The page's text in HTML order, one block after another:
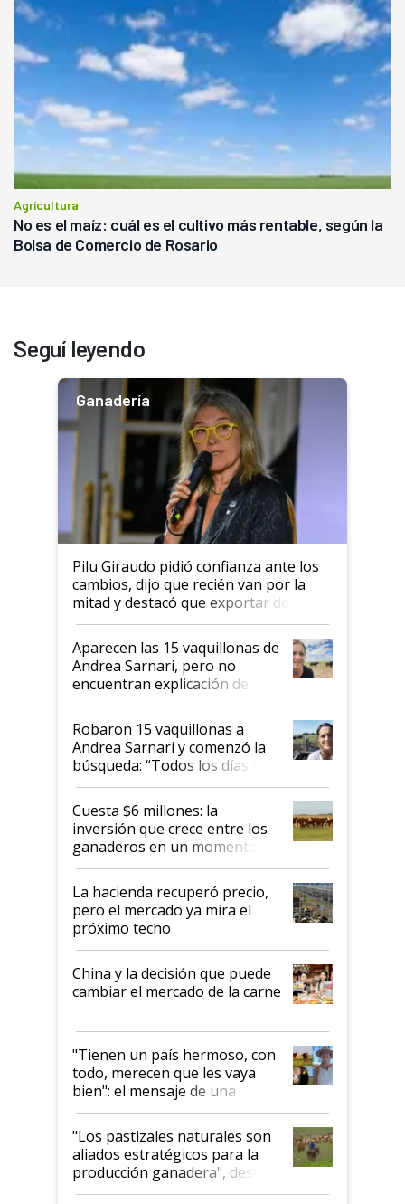
Agricultura
No es el maíz: cuál es el cultivo más rentable, según la
Bolsa de Comercio de Rosario
Seguí leyendo
Ganadería
Pilu Giraudo pidió confianza ante los
cambios, dijo que recién van por la
mitad y destacó que exportar dejó de
ser "para unos pocos": "Tenemos un
mandato muy claro del gobierno
nacional"
Aparecen las 15 vaquillonas de
Andrea Sarnari, pero no
encuentran explicación de
cómo llegaron allí
Robaron 15 vaquillonas a
Andrea Sarnari y comenzó la
búsqueda: “Todos los días le
toca a algún productor”
Cuesta $6 millones: la
inversión que crece entre los
ganaderos en un momento
histórico para la actividad
La hacienda recuperó precio,
pero el mercado ya mira el
próximo techo
China y la decisión que puede
cambiar el mercado de la carne
"Tienen un país hermoso, con
todo, merecen que les vaya
bien": el mensaje de una
ganadera uruguaya sobre las
oportunidades que se abren
para el agro en Argentina, con
foco en la carne
"Los pastizales naturales son
aliados estratégicos para la
producción ganadera", destaca
la iniciativa que ya reúne a 46